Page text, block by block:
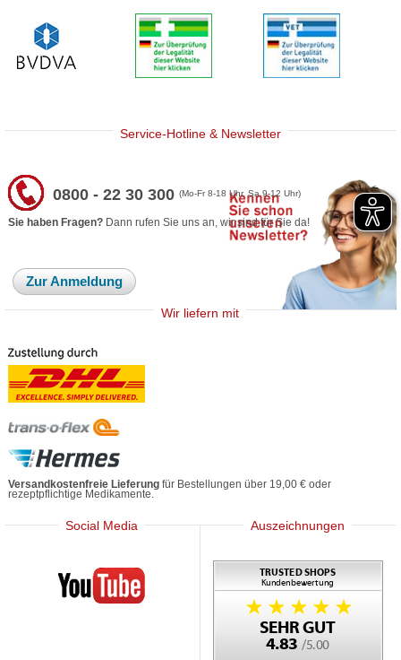
Service-Hotline & Newsletter
0800 - 22 30 300(Mo-Fr 8-18 Uhr, Sa 9-12 Uhr)
Sie haben Fragen? Dann rufen Sie uns an, wir sind für Sie da!
Zur Anmeldung
Wir liefern mit
Versandkostenfreie Lieferung für Bestellungen über 19,00 € oder
rezeptpflichtige Medikamente.
Social Media
Mediherz
Auszeichnungen